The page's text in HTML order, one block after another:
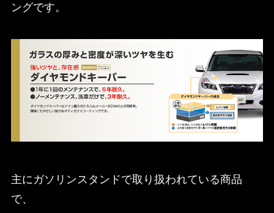
ングです。
主にガソリンスタンドで取り扱われている商品
で、